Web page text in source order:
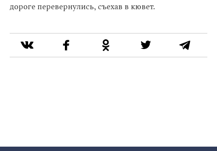
дороге перевернулись, съехав в кювет.